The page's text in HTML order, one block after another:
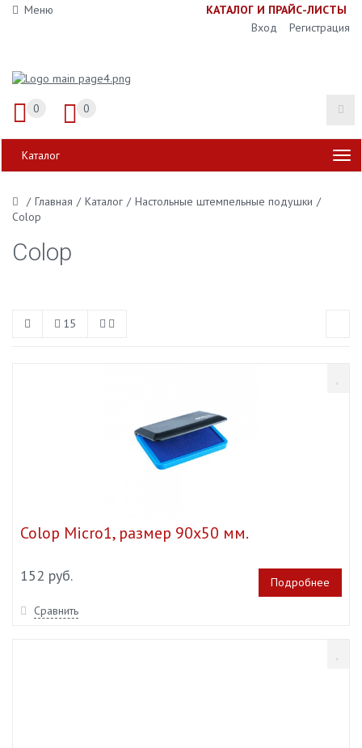
Меню КАТАЛОГ И ПРАЙС-ЛИСТЫ
Вход
Регистрация
0 0
Каталог
/ Главная / Каталог / Настольные штемпельные подушки /
Colop
Colop
15
Colop Micro1, размер 90х50 мм.
152 руб.
Подробнее
Сравнить